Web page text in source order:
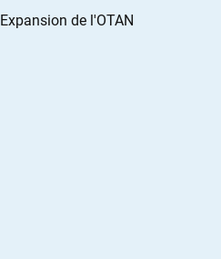
Expansion de l'OTAN